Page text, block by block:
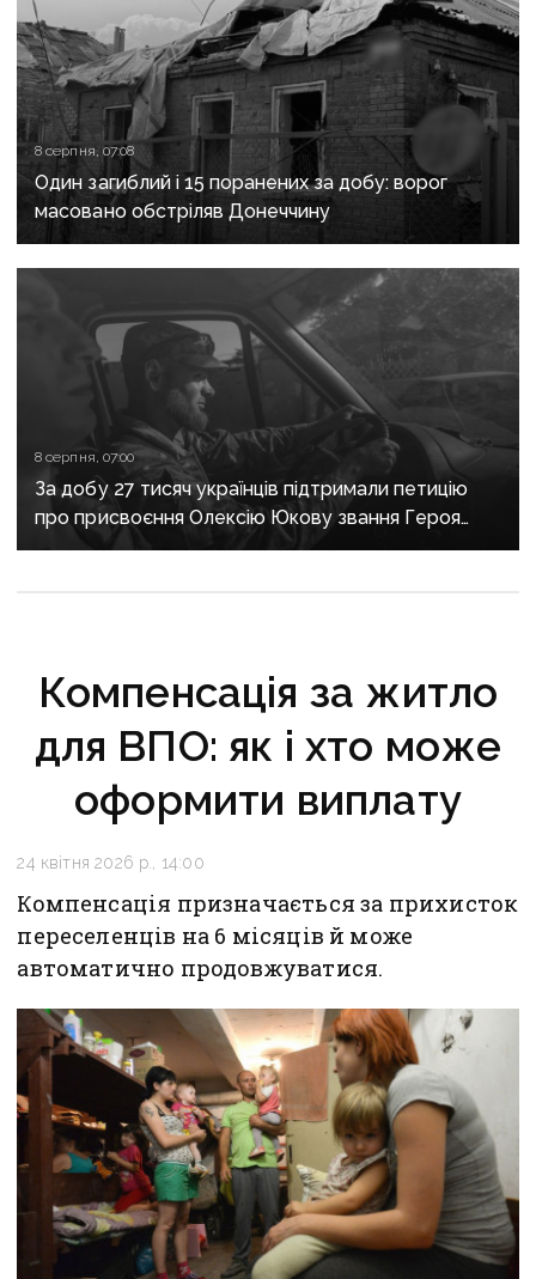
8 серпня, 07:08
Один загиблий і 15 поранених за добу: ворог
масовано обстріляв Донеччину
8 серпня, 07:00
За добу 27 тисяч українців підтримали петицію
про присвоєння Олексію Юкову звання Героя
України посмертно
Компенсація за житло
для ВПО: як і хто може
оформити виплату
24 квітня 2026 р., 14:00
Компенсація призначається за прихисток
переселенців на 6 місяців й може
автоматично продовжуватися.